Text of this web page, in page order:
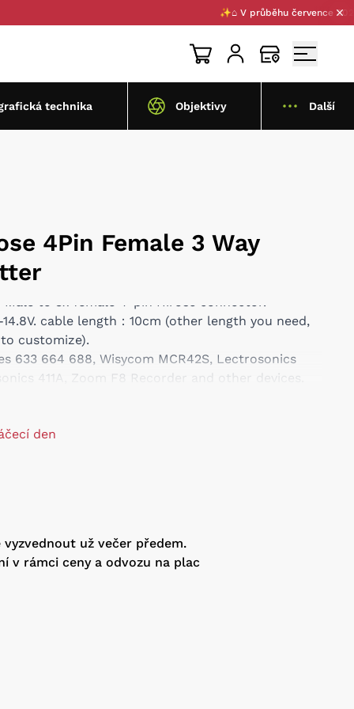
✨⌂ V průběhu července 2026
technika Objektivy Další
4Pin Female 3 Way
to 3x female 4-pin Hirose connector.
cable length：10cm (other length you need,
customize).
633 664 688, Wisycom MCR42S, Lectrosonics
411A, Zoom F8 Recorder and other devices.
consists of 3 sockets 4-pin Hirose female with
at the same time.
den
vyzvednout už večer předem.
v rámci ceny a odvozu na plac